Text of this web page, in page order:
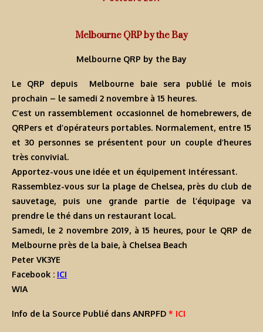
Melbourne QRP by the Bay
Melbourne QRP by the Bay
Le QRP depuis Melbourne baie sera publié le mois
prochain – le samedi 2 novembre à 15 heures.
C’est un rassemblement occasionnel de homebrewers, de
QRPers et d’opérateurs portables. Normalement, entre 15
et 30 personnes se présentent pour un couple d’heures
très convivial.
Apportez-vous une idée et un équipement intéressant.
Rassemblez-vous sur la plage de Chelsea, près du club de
sauvetage, puis une grande partie de l’équipage va
prendre le thé dans un restaurant local.
Samedi, le 2 novembre 2019, à 15 heures, pour le QRP de
Melbourne près de la baie, à Chelsea Beach
Peter VK3YE
Facebook : ICI
WIA
Info de la Source Publié dans ANRPFD * ICI